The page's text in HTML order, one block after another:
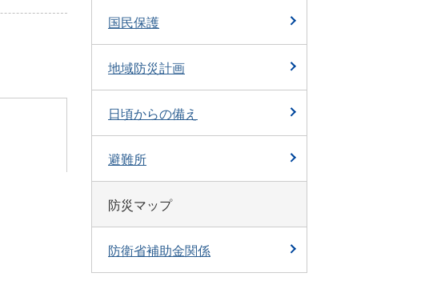
国民保護
地域防災計画
日頃からの備え
避難所
防災マップ
防衛省補助金関係